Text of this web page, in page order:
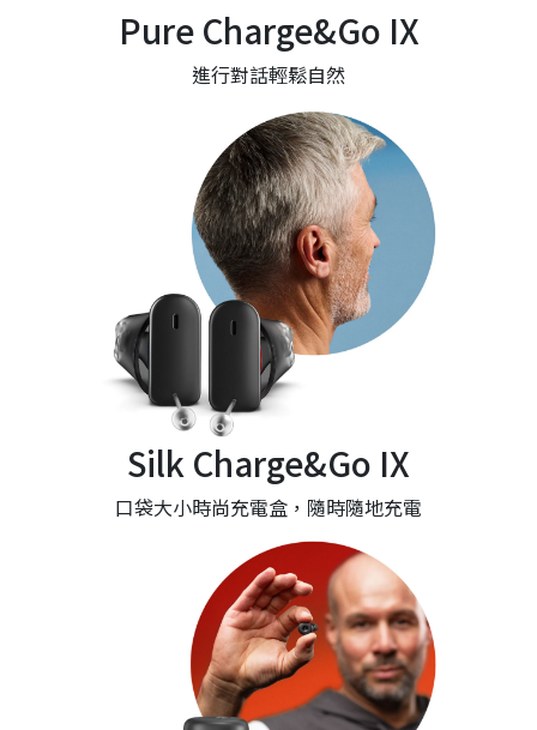
Pure Charge&Go IX
進行對話輕鬆自然
Silk Charge&Go IX
口袋大小時尚充電盒，隨時隨地充電